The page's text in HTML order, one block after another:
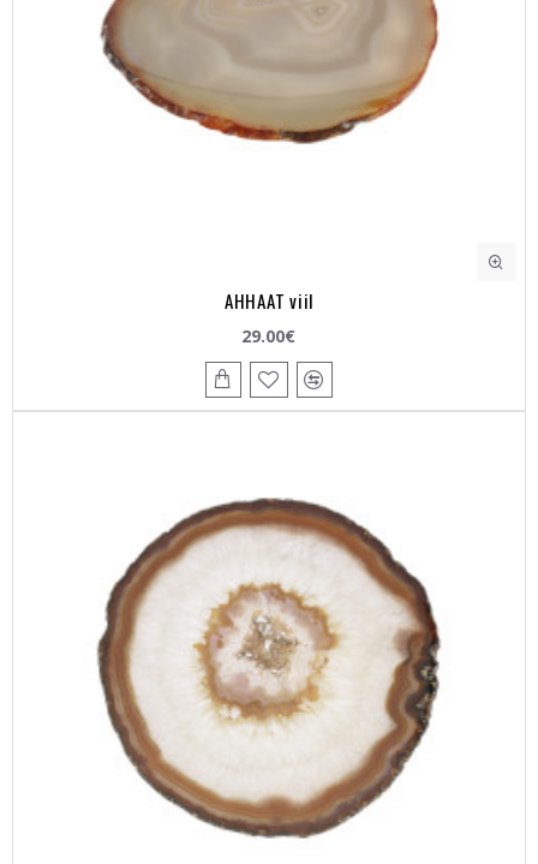
AHHAAT viil
29.00€